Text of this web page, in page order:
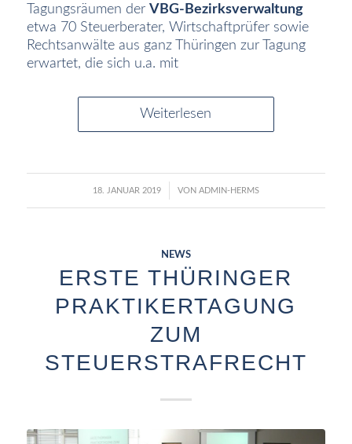
Tagungsräumen der VBG-Bezirksverwaltung
etwa 70 Steuerberater, Wirtschaftprüfer sowie
Rechtsanwälte aus ganz Thüringen zur Tagung
erwartet, die sich u.a. mit
Weiterlesen
18. JANUAR 2019
/ VON ADMIN-HERMS
NEWS
ERSTE THÜRINGER
PRAKTIKERTAGUNG
ZUM
STEUERSTRAFRECHT